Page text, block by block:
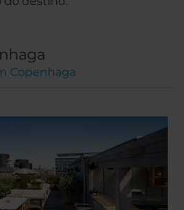
Copenhaga